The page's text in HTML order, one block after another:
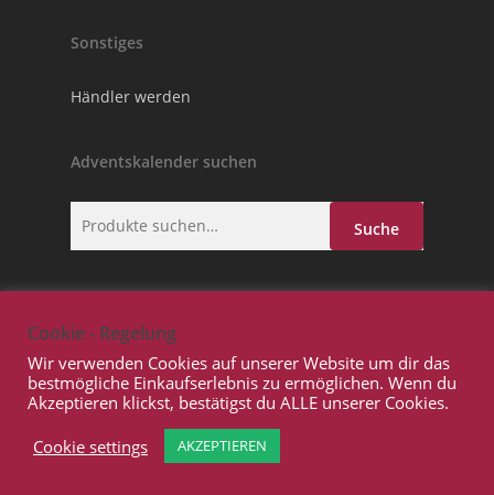
Sonstiges
Händler werden
Adventskalender suchen
Suche
© 2026 Adventskalender.GmbH. Copyright Prowito
GmbH © 2020
Cookie - Regelung
Wir verwenden Cookies auf unserer Website um dir das
bestmögliche Einkaufserlebnis zu ermöglichen. Wenn du
Akzeptieren klickst, bestätigst du ALLE unserer Cookies.
Cookie settings
AKZEPTIEREN